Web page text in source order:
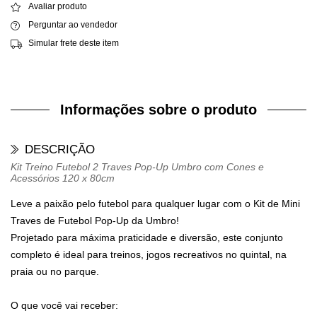
Avaliar produto
Perguntar ao vendedor
Simular frete deste item
Informações sobre o produto
DESCRIÇÃO
Kit Treino Futebol 2 Traves Pop-Up Umbro com Cones e
Acessórios 120 x 80cm
Leve a paixão pelo futebol para qualquer lugar com o Kit de Mini
Traves de Futebol Pop-Up da Umbro!
Projetado para máxima praticidade e diversão, este conjunto
completo é ideal para treinos, jogos recreativos no quintal, na
praia ou no parque.
O que você vai receber: